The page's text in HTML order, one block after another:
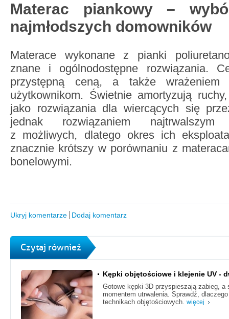
Materac piankowy –
najmłodszych domowników
Materace wykonane z pianki
znane i ogólnodostępne rozwiązania.
przystępną ceną, a także
użytkownikom. Świetnie amortyzują
jako rozwiązania dla wiercących się
jednak rozwiązaniem
z możliwych, dlatego okres ich
znacznie krótszy w porównaniu z
bonelowymi.
Ukryj komentarze Dodaj komentarz
Czytaj również
Kępki objętościowe i klejenie UV -
Gotowe kępki 3D przyspieszają zabieg, a
momentem utrwalenia. Sprawdź,
technikach objętościowych. więcej